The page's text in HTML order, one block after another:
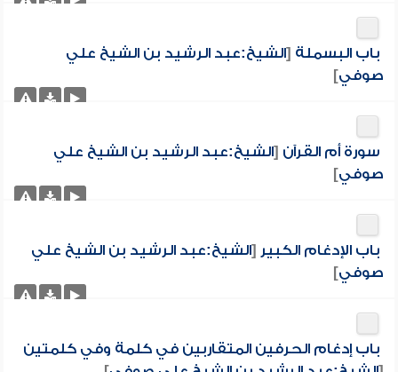
باب البسملة [الشيخ:عبد الرشيد بن الشيخ علي
صوفي]
سورة أم القرآن [الشيخ:عبد الرشيد بن الشيخ علي
صوفي]
باب الإدغام الكبير [الشيخ:عبد الرشيد بن الشيخ علي
صوفي]
باب إدغام الحرفين المتقاربين في كلمة وفي كلمتين